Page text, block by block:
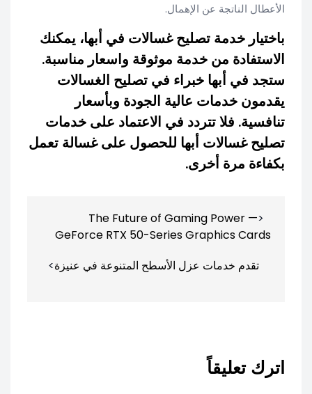
الأعطال الناتجة عن الإهمال.
باختيار خدمة تصليح غسالات في أبها، يمكنك
الاستفادة من خدمة موثوقة واسعار مناسبة.
ستجد في أبها خبراء في تصليح الغسالات
يقدمون خدمات عالية الجودة وبأسعار
تنافسية. فلا تتردد في الاعتماد على خدمات
تصليح غسالات أبها للحصول على غسالة تعمل
بكفاءة مرة أخرى.
المقالاتThe Future of Gaming Power —
GeForce RTX 50-Series Graphics Cards
تقدم خدمات عزل الأسطح المتنوعة في عنيزة
اترك تعليقاً